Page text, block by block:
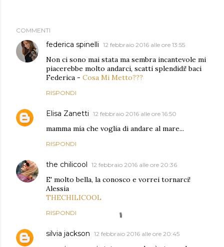
COMMENTI
federica spinelli 12 febbraio 2016 alle ore 13:55
Non ci sono mai stata ma sembra incantevole mi
piacerebbe molto andarci, scatti splendidi! baci
Federica - Cosa Mi Metto???
RISPONDI
Elisa Zanetti 12 febbraio 2016 alle ore 16:50
mamma mia che voglia di andare al mare...
RISPONDI
the chilicool 12 febbraio 2016 alle ore 20:36
E' molto bella, la conosco e vorrei tornarci!
Alessia
THECHILICOOL
RISPONDI
silvia jackson 12 febbraio 2016 alle ore 20:45